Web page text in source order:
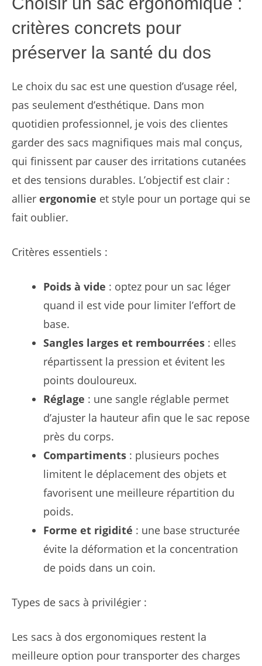
critères concrets pour
préserver la santé du dos
Le choix du sac est une question d’usage réel,
pas seulement d’esthétique. Dans mon
quotidien professionnel, je vois des clientes
garder des sacs magnifiques mais mal conçus,
qui finissent par causer des irritations cutanées
et des tensions durables. L’objectif est clair :
allier ergonomie et style pour un portage qui se
fait oublier.
Critères essentiels :
Poids à vide : optez pour un sac léger
quand il est vide pour limiter l’effort de
base.
Sangles larges et rembourrées : elles
répartissent la pression et évitent les
points douloureux.
Réglage : une sangle réglable permet
d’ajuster la hauteur afin que le sac repose
près du corps.
Compartiments : plusieurs poches
limitent le déplacement des objets et
favorisent une meilleure répartition du
poids.
Forme et rigidité : une base structurée
évite la déformation et la concentration
de poids dans un coin.
Types de sacs à privilégier :
Les sacs à dos ergonomiques restent la
meilleure option pour transporter des charges